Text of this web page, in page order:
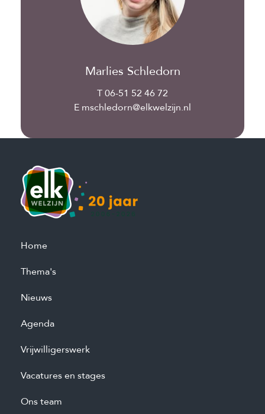
Marlies Schledorn
T 06-51 52 46 72
E mschledorn@elkwelzijn.nl
Home
Thema's
Nieuws
Agenda
Vrijwilligerswerk
Vacatures en stages
Ons team